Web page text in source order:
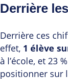
Derrière
Derrière ces
effet, 1 élève
à l’école, et 23
positionner sur